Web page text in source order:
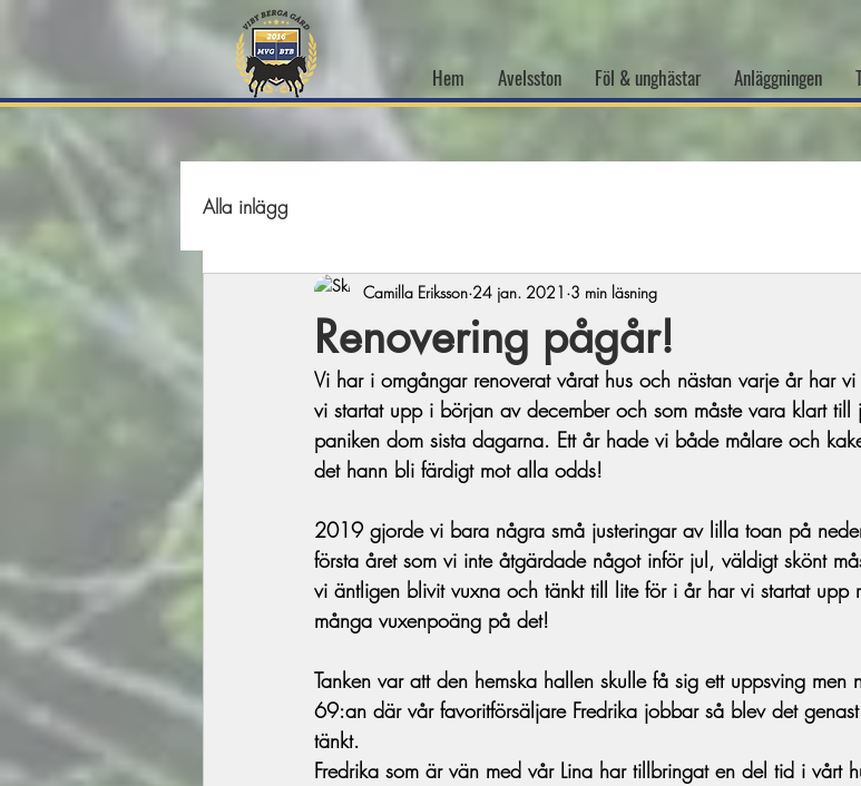
Hem Avelsston Föl & unghästar Anläggningen
Alla inlägg
Renovering pågår!
Camilla Eriksson 24 jan. 2021 3 min läsning
Vi har i omgångar renoverat vårat hus och nästan varje år har vi
vi startat upp i början av december och som måste vara klart
paniken dom sista dagarna. Ett år hade vi både målare och
det hann bli färdigt mot alla odds!
2019 gjorde vi bara några små justeringar av lilla toan på
första året som vi inte åtgärdade något inför jul, väldigt skönt
vi äntligen blivit vuxna och tänkt till lite för i år har vi startat upp
många vuxenpoäng på det!
Tanken var att den hemska hallen skulle få sig ett uppsving
69:an där vår favoritförsäljare Fredrika jobbar så blev det
tänkt.
Fredrika som är vän med vår Lina har tillbringat en del tid i vårt